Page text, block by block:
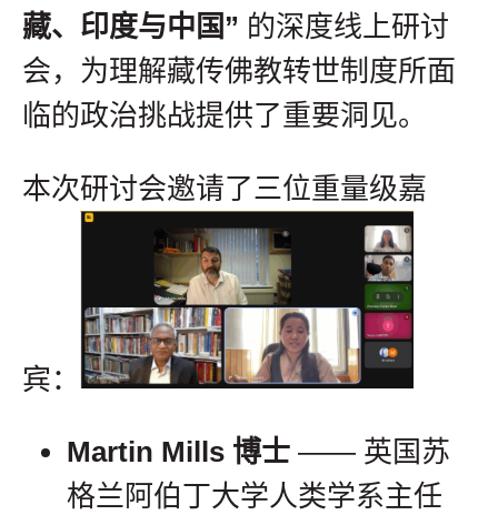
藏、印度与中国” 的深度线上研讨
会，为理解藏传佛教转世制度所面
临的政治挑战提供了重要洞见。
本次研讨会邀请了三位重量级嘉
宾：
Martin Mills 博士 —— 英国苏
格兰阿伯丁大学人类学系主任